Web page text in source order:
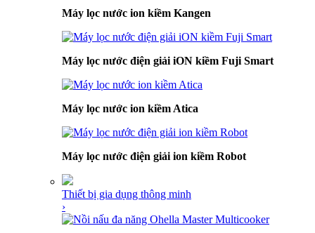
Máy lọc nước ion kiềm Kangen
Máy lọc nước điện giải iON kiềm Fuji Smart
Máy lọc nước ion kiềm Atica
Máy lọc nước điện giải ion kiềm Robot
Thiết bị gia dụng thông minh
›